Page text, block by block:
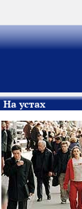
На устах